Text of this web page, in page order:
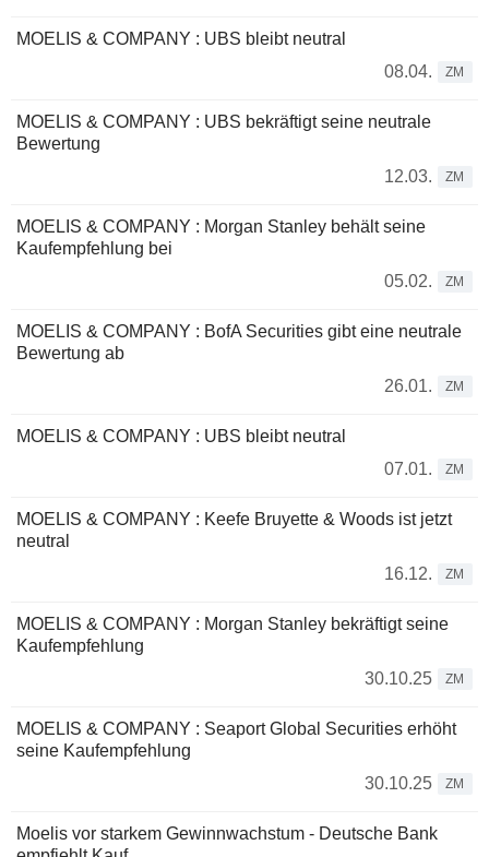
MOELIS & COMPANY : UBS bleibt neutral
08.04.
ZM
MOELIS & COMPANY : UBS bekräftigt seine neutrale
Bewertung
12.03.
ZM
MOELIS & COMPANY : Morgan Stanley behält seine
Kaufempfehlung bei
05.02.
ZM
MOELIS & COMPANY : BofA Securities gibt eine neutrale
Bewertung ab
26.01.
ZM
MOELIS & COMPANY : UBS bleibt neutral
07.01.
ZM
MOELIS & COMPANY : Keefe Bruyette & Woods ist jetzt
neutral
16.12.
ZM
MOELIS & COMPANY : Morgan Stanley bekräftigt seine
Kaufempfehlung
30.10.25
ZM
MOELIS & COMPANY : Seaport Global Securities erhöht
seine Kaufempfehlung
30.10.25
ZM
Moelis vor starkem Gewinnwachstum - Deutsche Bank